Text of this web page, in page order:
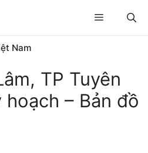
Menu
Nam
TP Tuyên
hoạch – Bản đồ